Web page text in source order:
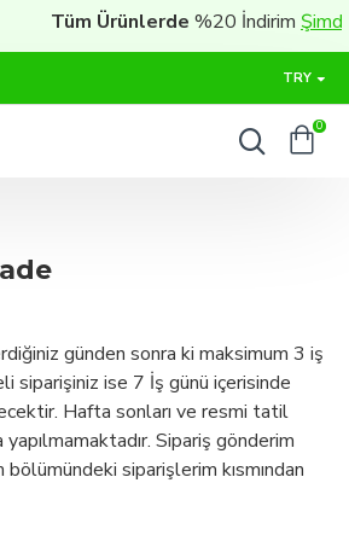
Tüm Ürünlerde%20 İndirimŞimdi
TRY
0
günden sonra ki maksimum 3 iş
ise 7 İş günü içerisinde
resmi tatil
Sipariş gönderim
bölümündeki siparişlerim kısmından